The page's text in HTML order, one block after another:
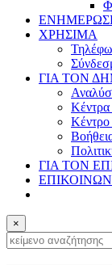
ΧΡΗΣΙΜΑ
ΓΙΑ ΤΟΝ
Κέντρο
ΓΙΑ ΤΟΝ
×